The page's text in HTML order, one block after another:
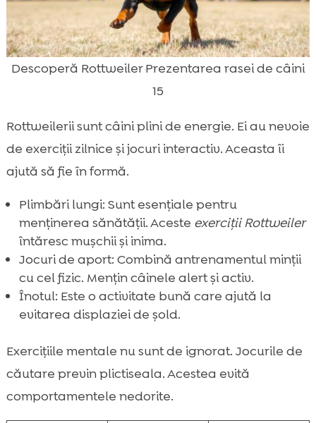
Descoperă Rottweiler Prezentarea rasei de câini
15
Rottweilerii sunt câini plini de energie. Ei au nevoie
de exerciții zilnice și jocuri interactiv. Aceasta îi
ajută să fie în formă.
Plimbări lungi: Sunt esențiale pentru
menținerea sănătății. Aceste exerciții Rottweiler
întăresc mușchii și inima.
Jocuri de aport: Combină antrenamentul minții
cu cel fizic. Mențin câinele alert și activ.
Înotul: Este o activitate bună care ajută la
evitarea displaziei de șold.
Exercițiile mentale nu sunt de ignorat. Jocurile de
căutare previn plictiseala. Acestea evită
comportamentele nedorite.